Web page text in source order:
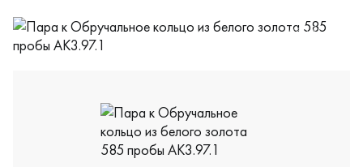
АК3.97.1В